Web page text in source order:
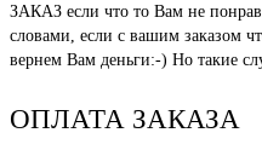
ЗАКАЗ если что то Вам не
словами, если с вашим заказом
вернем Вам деньги:-) Но такие
ОПЛАТА ЗАКАЗА